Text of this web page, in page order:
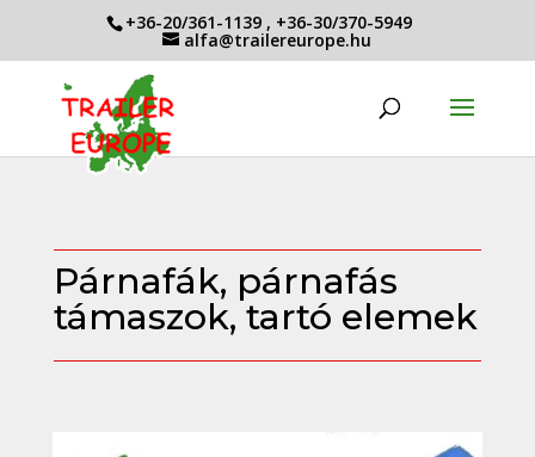
+36-20/361-1139 , +36-30/370-5949
alfa@trailereurope.hu
Párnafák, párnafás
támaszok, tartó elemek